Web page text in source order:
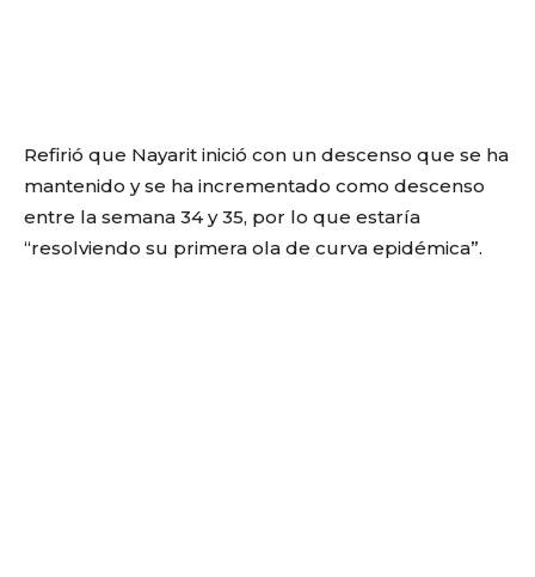
Refirió que Nayarit inició con un descenso que se ha
mantenido y se ha incrementado como descenso
entre la semana 34 y 35, por lo que estaría
“resolviendo su primera ola de curva epidémica”.